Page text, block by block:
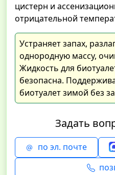
цистерн и
отрицательной
Устраняет запах,
однородную массу,
Жидкость для
безопасна.
биотуалет зимой без
Задать
по эл. почте